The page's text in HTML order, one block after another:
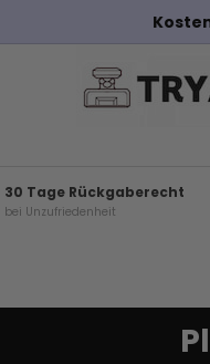
Kostenloser
30 Tage Rückgaberecht
bei Unzufriedenheit